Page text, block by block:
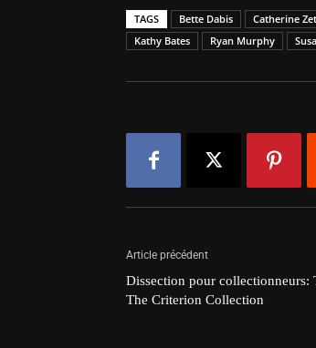
TAGS Bette Dabis Catherine
Kathy Bates
Ryan Murphy
Article précédent
Dissection pour collectionneurs:
The Criterion Collection